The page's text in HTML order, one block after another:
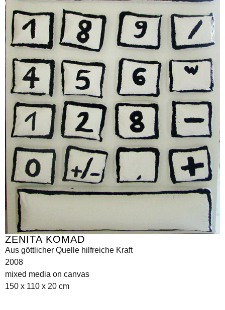
ZENITA KOMAD
Aus göttlicher Quelle hilfreiche Kraft
2008
mixed media on canvas
150 x 110 x 20 cm